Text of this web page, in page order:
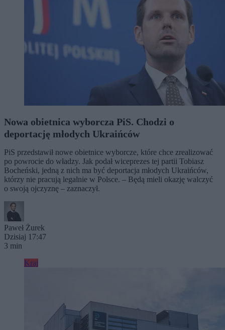
Nowa obietnica wyborcza PiS. Chodzi o
deportację młodych Ukraińców
PiS przedstawił nowe obietnice wyborcze, które chce zrealizować
po powrocie do władzy. Jak podał wiceprezes tej partii Tobiasz
Bocheński, jedną z nich ma być deportacja młodych Ukraińców,
którzy nie pracują legalnie w Polsce. – Będą mieli okazję walczyć
o swoją ojczyznę – zaznaczył.
Paweł Żurek
Dzisiaj 17:47
3 min
Kraj